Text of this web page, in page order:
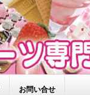
お問い合せ